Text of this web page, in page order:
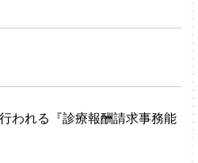
われる『診療報酬請求事務能